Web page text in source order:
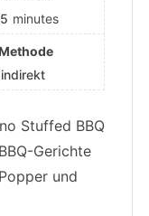
minutes
Methode
indirekt
Stuffed BBQ
Gerichte
und